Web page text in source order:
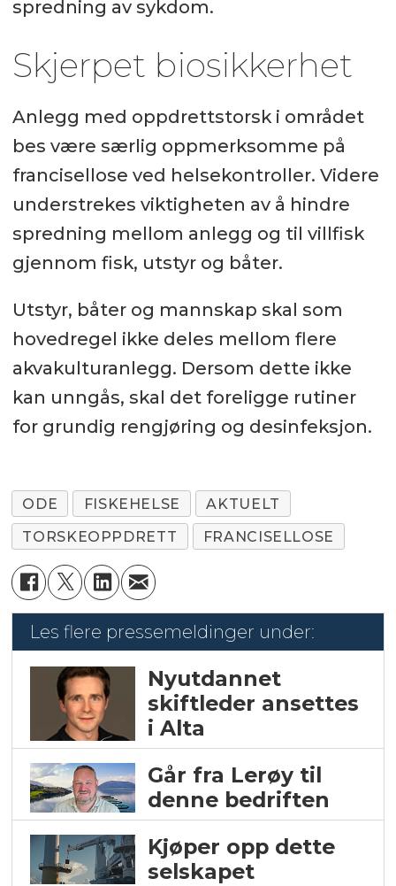
spredning av sykdom.
Skjerpet biosikkerhet
Anlegg med oppdrettstorsk i området
bes være særlig oppmerksomme på
francisellose ved helsekontroller. Videre
understrekes viktigheten av å hindre
spredning mellom anlegg og til villfisk
gjennom fisk, utstyr og båter.
Utstyr, båter og mannskap skal som
hovedregel ikke deles mellom flere
akvakulturanlegg. Dersom dette ikke
kan unngås, skal det foreligge rutiner
for grundig rengjøring og desinfeksjon.
ODE FISKEHELSE
AKTUELT
TORSKEOPPDRETT
FRANCISELLOSE
Les flere pressemeldinger under:
Nyutdannet
skiftleder ansettes
i Alta
Går fra Lerøy til
denne bedriften
Kjøper opp dette
selskapet